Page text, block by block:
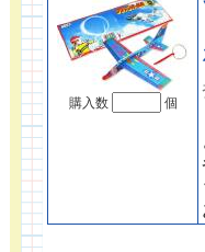
購入数 個